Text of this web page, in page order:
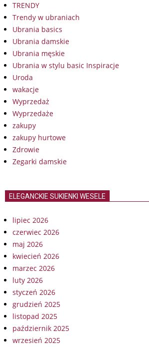
TRENDY
Trendy w ubraniach
Ubrania basics
Ubrania damskie
Ubrania męskie
Ubrania w stylu basic Inspiracje
Uroda
wakacje
Wyprzedaż
Wyprzedaże
zakupy
zakupy hurtowe
Zdrowie
Zegarki damskie
ELEGANCKIE SUKIENKI WESELE
lipiec 2026
czerwiec 2026
maj 2026
kwiecień 2026
marzec 2026
luty 2026
styczeń 2026
grudzień 2025
listopad 2025
październik 2025
wrzesień 2025